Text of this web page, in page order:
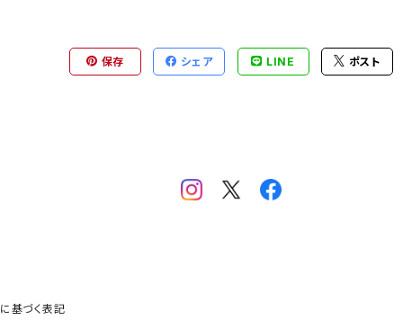
保存 シェア LINE ポスト
基づく表記